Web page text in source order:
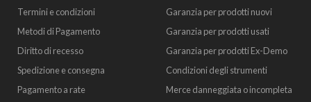
Termini e condizioni
Metodi di Pagamento
Diritto di recesso
Spedizione e consegna
Pagamento a rate
Garanzia per prodotti nuovi
Garanzia per prodotti usati
Garanzia per prodotti Ex-Demo
Condizioni degli strumenti
Merce danneggiata o incompleta